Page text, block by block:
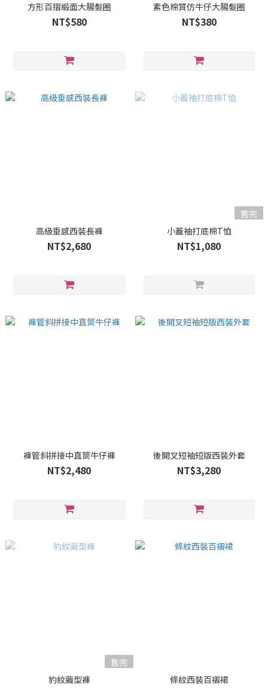
方形百摺緞面大腸髮圈
NT$580
素色棉質仿牛仔大腸髮圈
NT$380
高級垂感西裝長褲
NT$2,680
售完
小蓋袖打底棉T恤
NT$1,080
褲管斜拼接中直筒牛仔褲
NT$2,480
後開叉短袖短版西裝外套
NT$3,280
售完
豹紋繭型褲
條紋西裝百褶裙